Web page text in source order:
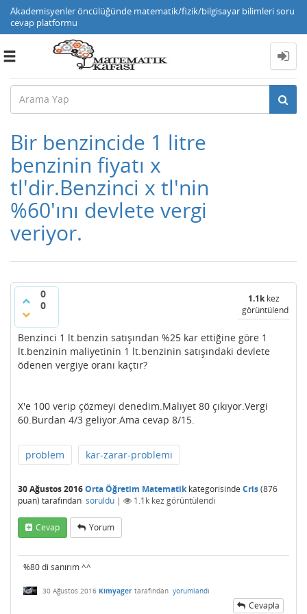
Akademisyenler öncülüğünde matematik/fizik/bilgisayar bilimleri soru
cevap platformu
Toggle
Bir benzincide 1 litre
benzinin fiyatı x
tl'dir.Benzinci x tl'nin
%60'ını devlete vergi
veriyor.
0
0
1.1kkez
görüntülendi
Benzinci 1 lt.benzin satışından %25 kar ettiğine göre 1
lt.benzinin maliyetinin 1 lt.benzinin satışındaki devlete
ödenen vergiye oranı kaçtır?
X'e 100 verip çözmeyi denedim.Malıyet 80 çıkıyor.Vergi
60.Burdan 4/3 geliyor.Ama cevap 8/15.
problem kar-zarar-problemi
30 Ağustos 2016Orta Öğretim Matematikkategorisinde Cris(876
puan) tarafından soruldu | 1.1k kez görüntülendi
Cevap Yorum
%80 di sanırım ^^
30 Ağustos 2016 Kimyager tarafından yorumlandı
Cevapla